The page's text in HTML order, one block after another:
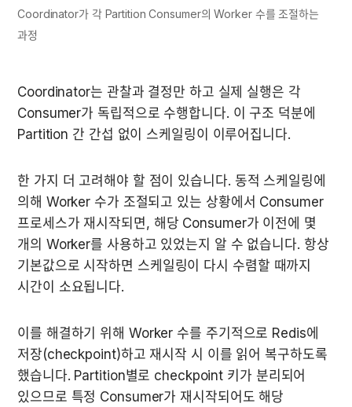
Coordinator가 각 Partition Consumer의 Worker 수를 조절하는
과정
Coordinator는 관찰과 결정만 하고 실제 실행은 각
Consumer가 독립적으로 수행합니다. 이 구조 덕분에
Partition 간 간섭 없이 스케일링이 이루어집니다.
한 가지 더 고려해야 할 점이 있습니다. 동적 스케일링에
의해 Worker 수가 조절되고 있는 상황에서 Consumer
프로세스가 재시작되면, 해당 Consumer가 이전에 몇
개의 Worker를 사용하고 있었는지 알 수 없습니다. 항상
기본값으로 시작하면 스케일링이 다시 수렴할 때까지
시간이 소요됩니다.
이를 해결하기 위해 Worker 수를 주기적으로 Redis에
저장(checkpoint)하고 재시작 시 이를 읽어 복구하도록
했습니다. Partition별로 checkpoint 키가 분리되어
있으므로 특정 Consumer가 재시작되어도 해당